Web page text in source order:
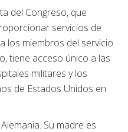
del Congreso, que
servicios de
los miembros del servicio
tiene acceso único a las
militares y los
de Estados Unidos en
Su madre es